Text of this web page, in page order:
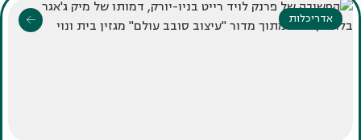
אדריכלות